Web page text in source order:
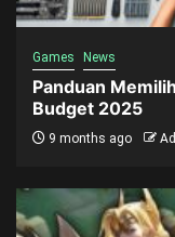
Games News
Panduan
Budget 2025
9 months ago